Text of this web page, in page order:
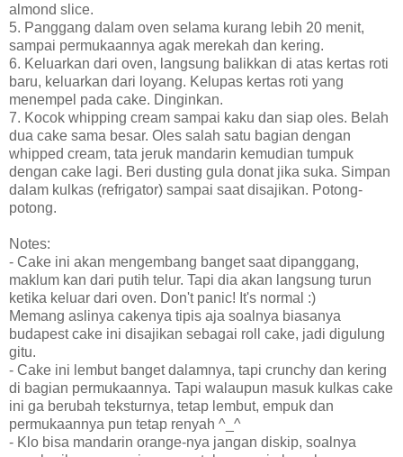
almond slice.
5. Panggang dalam oven selama kurang lebih 20 menit,
sampai permukaannya agak merekah dan kering.
6. Keluarkan dari oven, langsung balikkan di atas kertas roti
baru, keluarkan dari loyang. Kelupas kertas roti yang
menempel pada cake. Dinginkan.
7. Kocok whipping cream sampai kaku dan siap oles. Belah
dua cake sama besar. Oles salah satu bagian dengan
whipped cream, tata jeruk mandarin kemudian tumpuk
dengan cake lagi. Beri dusting gula donat jika suka. Simpan
dalam kulkas (refrigator) sampai saat disajikan. Potong-
potong.
Notes:
- Cake ini akan mengembang banget saat dipanggang,
maklum kan dari putih telur. Tapi dia akan langsung turun
ketika keluar dari oven. Don't panic! It's normal :)
Memang aslinya cakenya tipis aja soalnya biasanya
budapest cake ini disajikan sebagai roll cake, jadi digulung
gitu.
- Cake ini lembut banget dalamnya, tapi crunchy dan kering
di bagian permukaannya. Tapi walaupun masuk kulkas cake
ini ga berubah teksturnya, tetap lembut, empuk dan
permukaannya pun tetap renyah ^_^
- Klo bisa mandarin orange-nya jangan diskip, soalnya